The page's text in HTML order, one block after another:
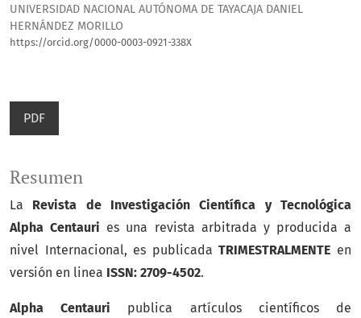
UNIVERSIDAD NACIONAL AUTÓNOMA DE TAYACAJA DANIEL
HERNÁNDEZ MORILLO
https://orcid.org/0000-0003-0921-338X
PDF
Resumen
La Revista de Investigación Científica y Tecnológica
Alpha Centauri es una revista arbitrada y producida a
nivel Internacional, es publicadaTRIMESTRALMENTE en
versión en linea ISSN: 2709-4502.
Alpha Centauri publica artículos científicos de